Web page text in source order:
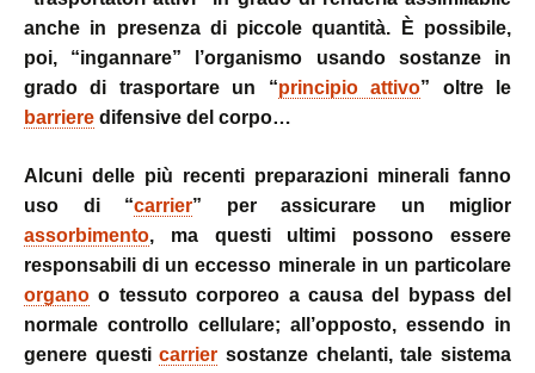
anche in presenza di piccole quantità. È possibile,
poi, “ingannare” l’organismo usando sostanze in
grado di trasportare un “principio attivo” oltre le
barriere difensive del corpo…
Alcuni delle più recenti preparazioni minerali fanno
uso di “carrier” per assicurare un miglior
assorbimento, ma questi ultimi possono essere
responsabili di un eccesso minerale in un particolare
organo o tessuto corporeo a causa del bypass del
normale controllo cellulare; all’opposto, essendo in
genere questicarrier sostanze chelanti, tale sistema